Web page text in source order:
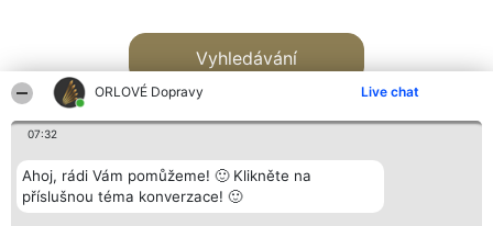
ORLOVÉ Dopravy Live chat
07:32
Ahoj, rádi Vám pomůžeme! 🙂 Klikněte na
příslušnou téma konverzace! 🙂
Vyhledávání